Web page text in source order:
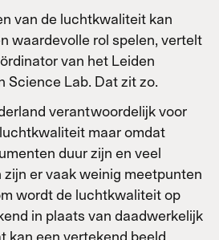
van de luchtkwaliteit kan
waardevolle rol spelen, vertelt
van het Leiden
Science Lab. Dat zit zo.
verantwoordelijk voor
maar omdat
duur zijn en veel
er vaak weinig meetpunten
wordt de luchtkwaliteit op
in plaats van daadwerkelijk